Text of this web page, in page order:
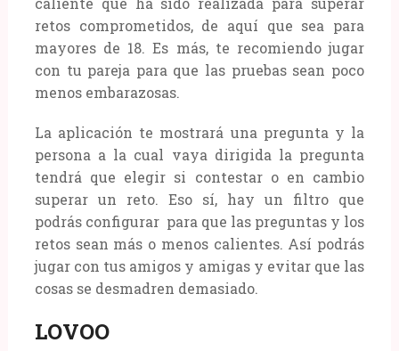
retos comprometidos, de aquí que sea para
mayores de 18. Es más, te recomiendo jugar
con tu pareja para que las pruebas sean poco
menos embarazosas.
La aplicación te mostrará una pregunta y la
persona a la cual vaya dirigida la pregunta
tendrá que elegir si contestar o en cambio
superar un reto. Eso sí, hay un filtro que
podrás configurar para que las preguntas y los
retos sean más o menos calientes. Así podrás
jugar con tus amigos y amigas y evitar que las
cosas se desmadren demasiado.
LOVOO